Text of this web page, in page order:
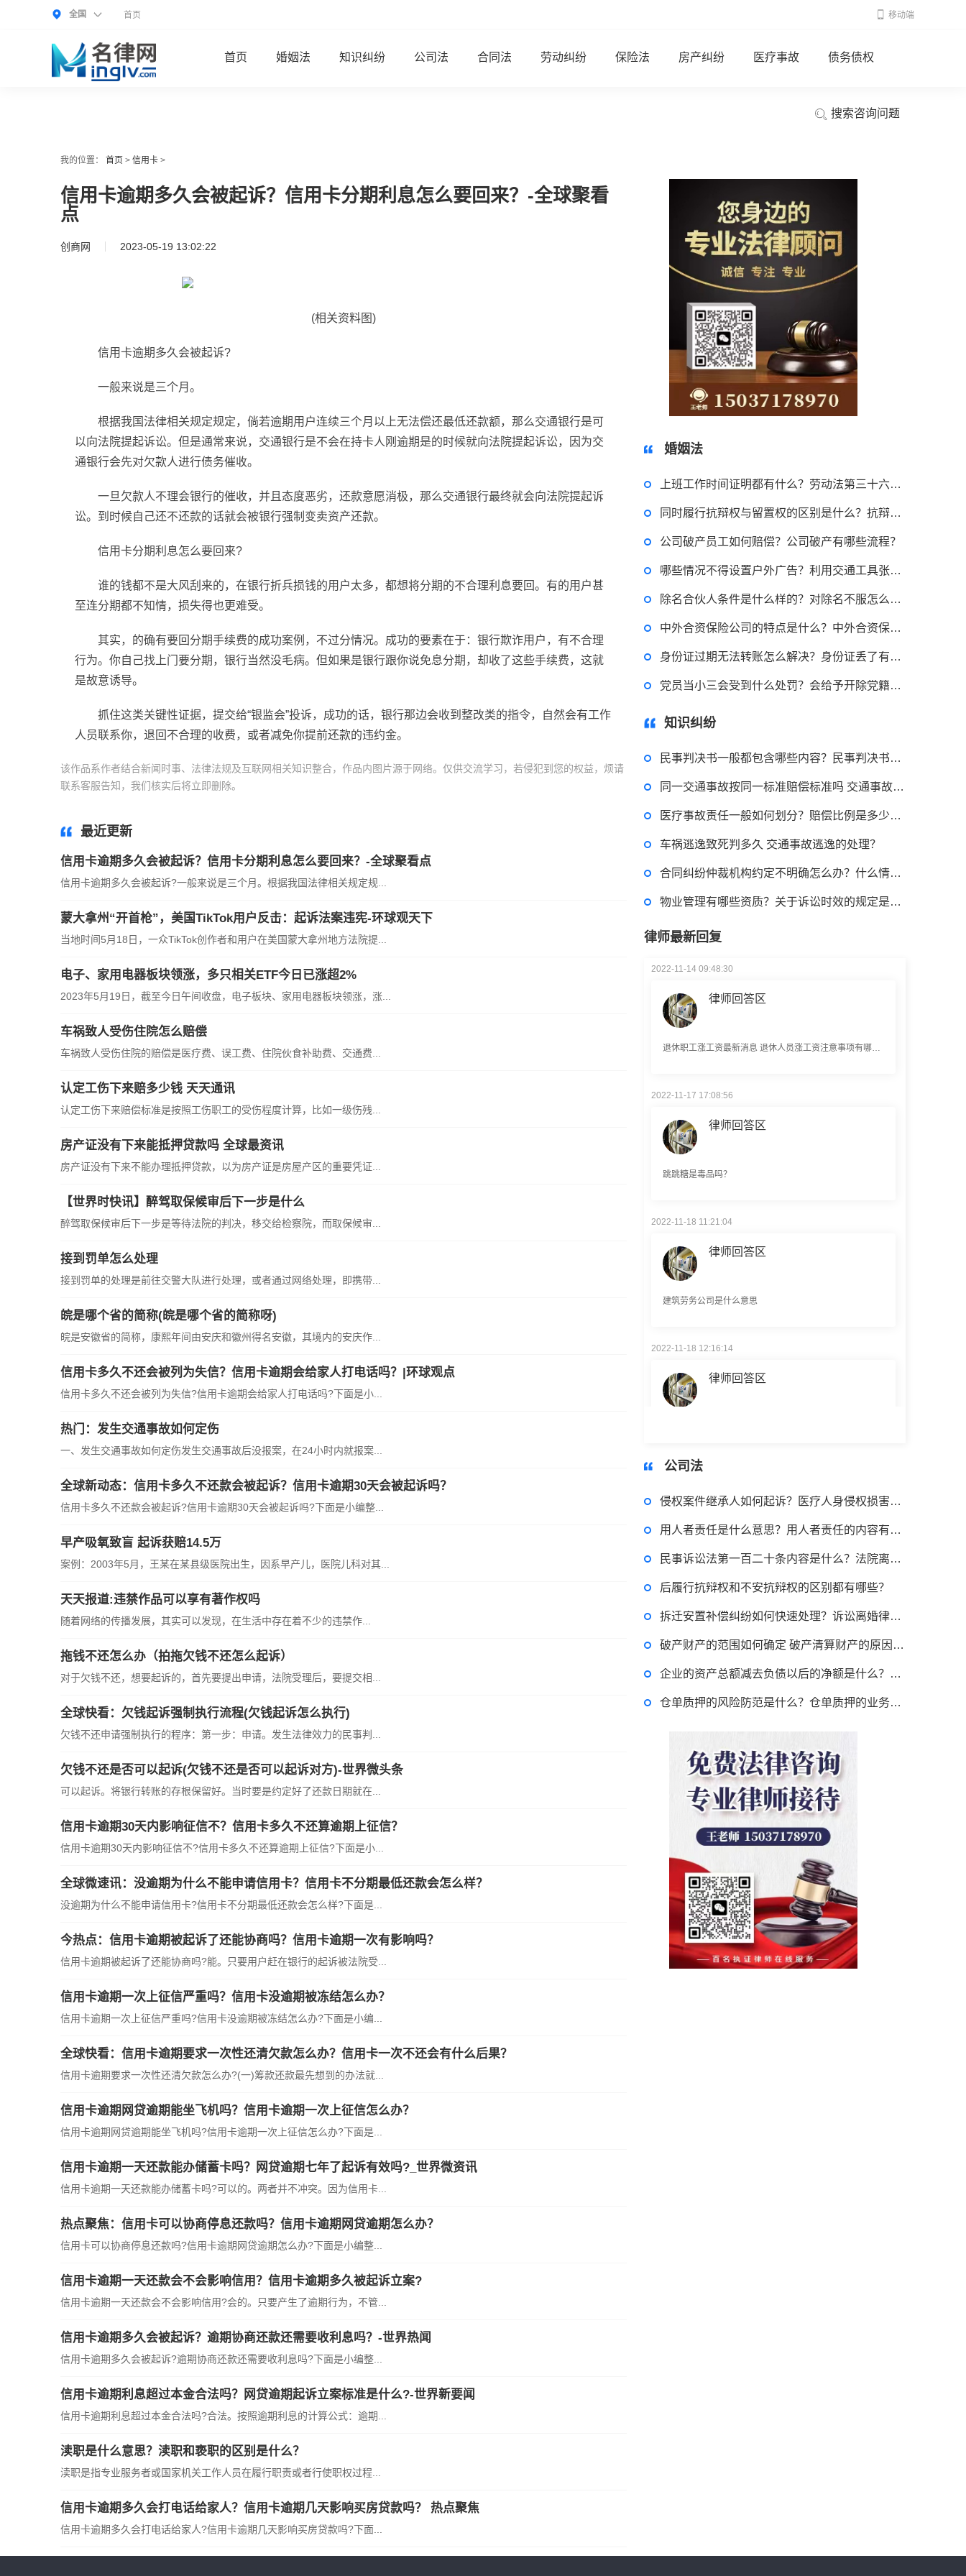
全国 首页 移动端
首页 婚姻法 知识纠纷 公司法 合同法 劳动纠纷 保险法 房产纠纷 医疗事故 债务债权
搜索咨询问题
我的位置： 首页 > 信用卡 >
信用卡逾期多久会被起诉？信用卡分期利息怎么要回来？-全球聚看
点
创商网 2023-05-19 13:02:22
(相关资料图)
信用卡逾期多久会被起诉?
一般来说是三个月。
根据我国法律相关规定规定，倘若逾期用户连续三个月以上无法偿还最低还款额，那么交通银行是可
以向法院提起诉讼。但是通常来说，交通银行是不会在持卡人刚逾期是的时候就向法院提起诉讼，因为交
通银行会先对欠款人进行债务催收。
一旦欠款人不理会银行的催收，并且态度恶劣，还款意愿消极，那么交通银行最终就会向法院提起诉
讼。到时候自己还不还款的话就会被银行强制变卖资产还款。
信用卡分期利息怎么要回来?
谁的钱都不是大风刮来的，在银行折兵损钱的用户太多，都想将分期的不合理利息要回。有的用户甚
至连分期都不知情，损失得也更难受。
其实，的确有要回分期手续费的成功案例，不过分情况。成功的要素在于：银行欺诈用户，有不合理
行为。你自己找上门要分期，银行当然没毛病。但如果是银行跟你说免息分期，却收了这些手续费，这就
是故意诱导。
抓住这类关键性证据，提交给“银监会”投诉，成功的话，银行那边会收到整改类的指令，自然会有工作
人员联系你，退回不合理的收费，或者减免你提前还款的违约金。
该作品系作者结合新闻时事、法律法规及互联网相关知识整合，作品内图片源于网络。仅供交流学习，若侵犯到您的权益，烦请
联系客服告知，我们核实后将立即删除。
最近更新
信用卡逾期多久会被起诉？信用卡分期利息怎么要回来？-全球聚看点
信用卡逾期多久会被起诉?一般来说是三个月。根据我国法律相关规定规...
蒙大拿州“开首枪”，美国TikTok用户反击：起诉法案违宪-环球观天下
当地时间5月18日，一众TikTok创作者和用户在美国蒙大拿州地方法院提...
电子、家用电器板块领涨，多只相关ETF今日已涨超2%
2023年5月19日，截至今日午间收盘，电子板块、家用电器板块领涨，涨...
车祸致人受伤住院怎么赔偿
车祸致人受伤住院的赔偿是医疗费、误工费、住院伙食补助费、交通费...
认定工伤下来赔多少钱 天天通讯
认定工伤下来赔偿标准是按照工伤职工的受伤程度计算，比如一级伤残...
房产证没有下来能抵押贷款吗 全球最资讯
房产证没有下来不能办理抵押贷款，以为房产证是房屋产区的重要凭证...
【世界时快讯】醉驾取保候审后下一步是什么
醉驾取保候审后下一步是等待法院的判决，移交给检察院，而取保候审...
接到罚单怎么处理
接到罚单的处理是前往交警大队进行处理，或者通过网络处理，即携带...
皖是哪个省的简称(皖是哪个省的简称呀)
皖是安徽省的简称，康熙年间由安庆和徽州得名安徽，其境内的安庆作...
信用卡多久不还会被列为失信？信用卡逾期会给家人打电话吗？|环球观点
信用卡多久不还会被列为失信?信用卡逾期会给家人打电话吗?下面是小...
热门：发生交通事故如何定伤
一、发生交通事故如何定伤发生交通事故后没报案，在24小时内就报案...
全球新动态：信用卡多久不还款会被起诉？信用卡逾期30天会被起诉吗？
信用卡多久不还款会被起诉?信用卡逾期30天会被起诉吗?下面是小编整...
早产吸氧致盲 起诉获赔14.5万
案例：2003年5月，王某在某县级医院出生，因系早产儿，医院儿科对其...
天天报道:违禁作品可以享有著作权吗
随着网络的传播发展，其实可以发现，在生活中存在着不少的违禁作...
拖钱不还怎么办（拍拖欠钱不还怎么起诉）
对于欠钱不还，想要起诉的，首先要提出申请，法院受理后，要提交相...
全球快看：欠钱起诉强制执行流程(欠钱起诉怎么执行)
欠钱不还申请强制执行的程序：第一步：申请。发生法律效力的民事判...
欠钱不还是否可以起诉(欠钱不还是否可以起诉对方)-世界微头条
可以起诉。将银行转账的存根保留好。当时要是约定好了还款日期就在...
信用卡逾期30天内影响征信不？信用卡多久不还算逾期上征信？
信用卡逾期30天内影响征信不?信用卡多久不还算逾期上征信?下面是小...
全球微速讯：没逾期为什么不能申请信用卡？信用卡不分期最低还款会怎么样？
没逾期为什么不能申请信用卡?信用卡不分期最低还款会怎么样?下面是...
今热点：信用卡逾期被起诉了还能协商吗？信用卡逾期一次有影响吗？
信用卡逾期被起诉了还能协商吗?能。只要用户赶在银行的起诉被法院受...
信用卡逾期一次上征信严重吗？信用卡没逾期被冻结怎么办？
信用卡逾期一次上征信严重吗?信用卡没逾期被冻结怎么办?下面是小编...
全球快看：信用卡逾期要求一次性还清欠款怎么办？信用卡一次不还会有什么后果？
信用卡逾期要求一次性还清欠款怎么办?(一)筹款还款最先想到的办法就...
信用卡逾期网贷逾期能坐飞机吗？信用卡逾期一次上征信怎么办？
信用卡逾期网贷逾期能坐飞机吗?信用卡逾期一次上征信怎么办?下面是...
信用卡逾期一天还款能办储蓄卡吗？网贷逾期七年了起诉有效吗?_世界微资讯
信用卡逾期一天还款能办储蓄卡吗?可以的。两者并不冲突。因为信用卡...
热点聚焦：信用卡可以协商停息还款吗？信用卡逾期网贷逾期怎么办？
信用卡可以协商停息还款吗?信用卡逾期网贷逾期怎么办?下面是小编整...
信用卡逾期一天还款会不会影响信用？信用卡逾期多久被起诉立案?
信用卡逾期一天还款会不会影响信用?会的。只要产生了逾期行为，不管...
信用卡逾期多久会被起诉？逾期协商还款还需要收利息吗？-世界热闻
信用卡逾期多久会被起诉?逾期协商还款还需要收利息吗?下面是小编整...
信用卡逾期利息超过本金合法吗？网贷逾期起诉立案标准是什么?-世界新要闻
信用卡逾期利息超过本金合法吗?合法。按照逾期利息的计算公式：逾期...
渎职是什么意思？渎职和亵职的区别是什么？
渎职是指专业服务者或国家机关工作人员在履行职责或者行使职权过程...
信用卡逾期多久会打电话给家人？信用卡逾期几天影响买房贷款吗？ 热点聚焦
信用卡逾期多久会打电话给家人?信用卡逾期几天影响买房贷款吗?下面...
婚姻法
上班工作时间证明都有什么？劳动法第三十六条规定的内容是什么？
同时履行抗辩权与留置权的区别是什么？抗辩权是形成权吗？
公司破产员工如何赔偿？公司破产有哪些流程？
哪些情况不得设置户外广告？利用交通工具张贴的广告属于户外广告吗？
除名合伙人条件是什么样的？对除名不服怎么办？
中外合资保险公司的特点是什么？中外合资保险公司的权力机构为董事会吗？
身份证过期无法转账怎么解决？身份证丢了有什么风险？
党员当小三会受到什么处罚？会给予开除党籍处分吗？
知识纠纷
民事判决书一般都包含哪些内容？民事判决书范文怎么写？
同一交通事故按同一标准赔偿标准吗 交通事故后期民事赔偿的计算依据？
医疗事故责任一般如何划分？赔偿比例是多少？住院医疗保险如何报销？
车祸逃逸致死判多久 交通事故逃逸的处理？
合同纠纷仲裁机构约定不明确怎么办？什么情况视为没约定仲裁机构？
物业管理有哪些资质？关于诉讼时效的规定是什么？
律师最新回复
2022-08-30 09:48:22
律师回答区
高楼住宅玻璃炸裂应该找谁处理
回复：可以建议您先找一下物业，由物业处置
2022-11-14 09:48:30
律师回答区
律师回答区
跳跳糖是毒品吗？
律师回答区
建筑劳务公司是什么意思
律师回答区
民事权利包括哪些
高楼住宅玻璃炸裂应该找谁处理
回复：可以建议您先找一下物业，由物业处置
退休职工涨工资最新消息 退休人员涨工资注意事项有哪些？
律师回答区
跳跳糖是毒品吗？
公司法
侵权案件继承人如何起诉？医疗人身侵权损害的赔偿范围是什么？
用人者责任是什么意思？用人者责任的内容有哪些？
民事诉讼法第一百二十条内容是什么？法院离婚程序有什么步骤？
后履行抗辩权和不安抗辩权的区别都有哪些？
拆迁安置补偿纠纷如何快速处理？诉讼离婚律师费用收取标准是什么？
破产财产的范围如何确定 破产清算财产的原因有哪些？
企业的资产总额减去负债以后的净额是什么？企业财务会计报告条例第九条内容
仓单质押的风险防范是什么？仓单质押的业务特点以及额度方式是什么？